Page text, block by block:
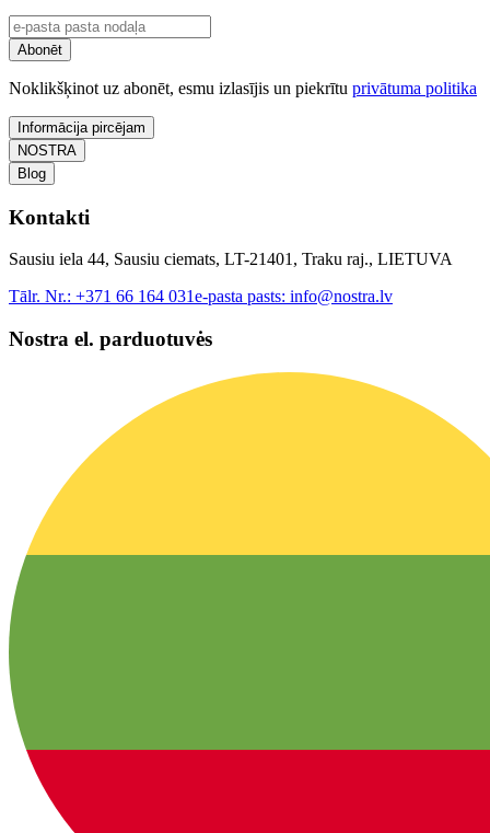
Abonēt
Noklikšķinot uz abonēt, esmu izlasījis un piekrītu privātuma politika
Informācija pircējam
NOSTRA
Blog
Kontakti
Sausiu iela 44, Sausiu ciemats, LT-21401, Traku raj., LIETUVA
Tālr. Nr.: +371 66 164 031e-pasta pasts: info@nostra.lv
Nostra el. parduotuvės